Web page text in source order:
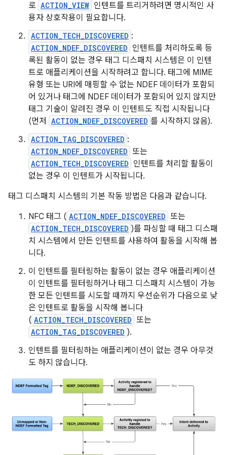
로 ACTION_VIEW 인텐트를 트리거하려면 명시적인 사
용자 상호작용이 필요합니다.
ACTION_TECH_DISCOVERED :
ACTION_NDEF_DISCOVERED 인텐트를 처리하도록 등
록된 활동이 없는 경우 태그 디스패치 시스템은 이 인텐
트로 애플리케이션을 시작하려고 합니다. 태그에 MIME
유형 또는 URI에 매핑할 수 없는 NDEF 데이터가 포함되
어 있거나 태그에 NDEF 데이터가 포함되어 있지 않지만
태그 기술이 알려진 경우 이 인텐트도 직접 시작됩니다
(먼저
ACTION_NDEF_DISCOVERED 를 시작하지 않음).
ACTION_TAG_DISCOVERED :
ACTION_NDEF_DISCOVERED 또는
ACTION_TECH_DISCOVERED 인텐트를 처리할 활동이
없는 경우 이 인텐트가 시작됩니다.
태그 디스패치 시스템의 기본 작동 방법은 다음과 같습니다.
NFC 태그 ( ACTION_NDEF_DISCOVERED 또는
ACTION_TECH_DISCOVERED )를 파싱할 때 태그 디스패
치 시스템에서 만든 인텐트를 사용하여 활동을 시작해 봅
니다.
이 인텐트를 필터링하는 활동이 없는 경우 애플리케이션
이 인텐트를 필터링하거나 태그 디스패치 시스템이 가능
한 모든 인텐트를 시도할 때까지 우선순위가 다음으로 낮
은 인텐트로 활동을 시작해 봅니다
( ACTION_TECH_DISCOVERED 또는
ACTION_TAG_DISCOVERED ).
인텐트를 필터링하는 애플리케이션이 없는 경우 아무것
도 하지 않습니다.